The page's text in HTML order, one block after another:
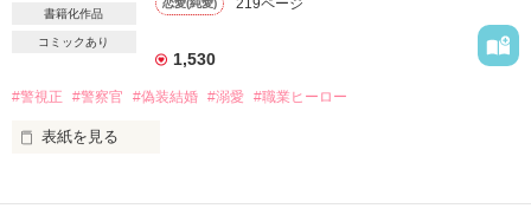
『結生(ﾕｷ）様と結婚して！！！』
結生様？
交際相手の子を妊娠してしまった双子の姉・摩有(ﾏﾕ）の代わり
書籍化作品
コミックあり
恋愛(純愛) 219ページ
1,530
#警視正 #警察官 #偽装結婚 #溺愛 #職業ヒーロー
表紙を見る
正。